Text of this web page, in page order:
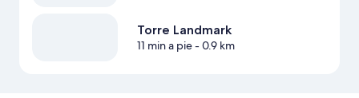
Torre Landmark
11 min a pie- 0.9 km